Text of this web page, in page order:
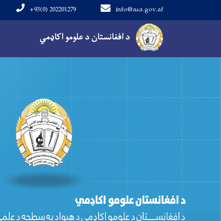
د افغانستان د علومو اکاډمي
info@asa.gov.af
+93(0) 202201279
Main navigation